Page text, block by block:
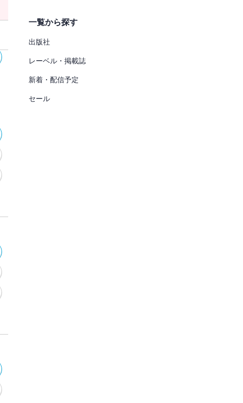
一覧から探す
出版社
レーベル・掲載誌
新着・配信予定
セール